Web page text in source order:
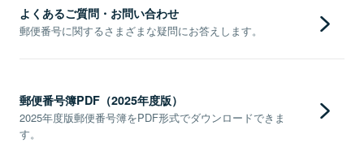
よくあるご質問・お問い合わせ
郵便番号に関するさまざまな疑問にお答えします。
郵便番号簿PDF（2025年度版）
2025年度版郵便番号簿をPDF形式でダウンロードできま
す。